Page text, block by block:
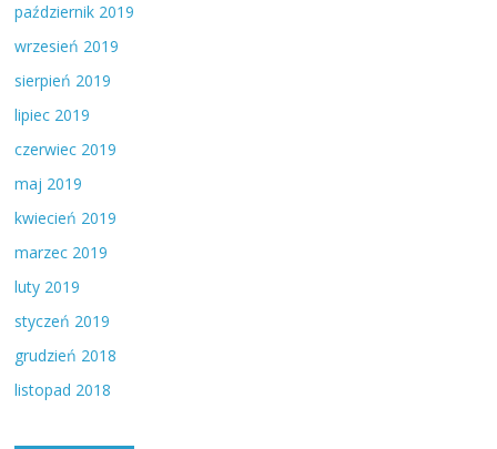
październik 2019
wrzesień 2019
sierpień 2019
lipiec 2019
czerwiec 2019
maj 2019
kwiecień 2019
marzec 2019
luty 2019
styczeń 2019
grudzień 2018
listopad 2018